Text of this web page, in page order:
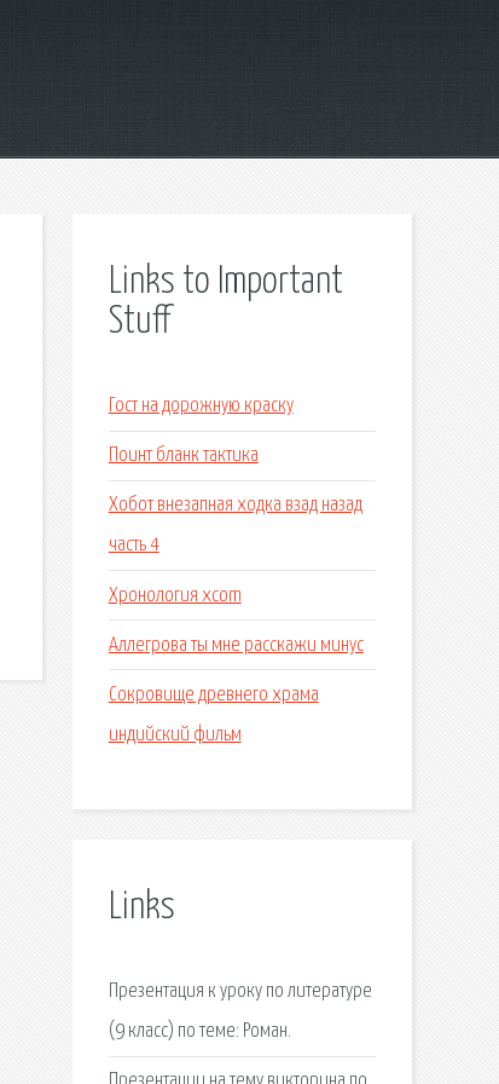
Links to Important
Stuff
Гост на дорожную краску
Поинт бланк тактика
Хобот внезапная ходка взад назад
часть 4
Хронология xcom
Аллегрова ты мне расскажи минус
Сокровище древнего храма
индийский фильм
Links
Презентация к уроку по литературе
(9 класс) по теме: Роман.